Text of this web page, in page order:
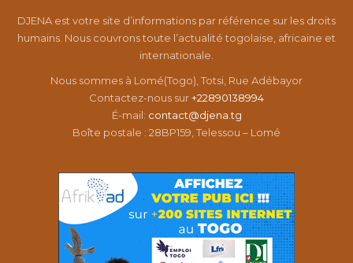
DJENA est votre site d’informations par référence sur les droits
humains. Nous couvrons toute l’actualité togolaise, africaine et
internationale.
Nous sommes à Lomé(Togo), Totsi, Rue Adébayor
Contactez-nous sur+22890138994
É-mail: contact@djena.tg
Boîte postale : 28BP159, Telessou – Lomé